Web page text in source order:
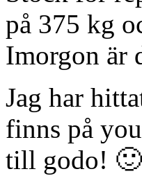
på 375 kg
Imorgon är
Jag har
finns på
till godo! 🙂